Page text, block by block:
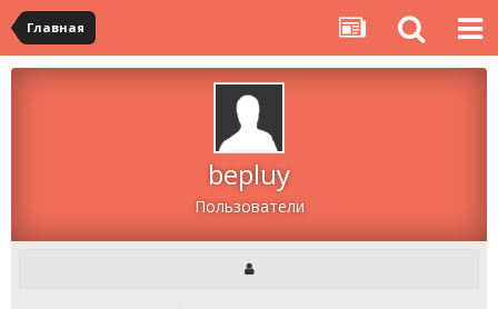
Главная
bepluy
Пользователи